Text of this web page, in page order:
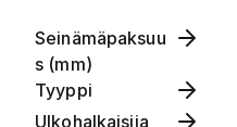
Seinämäpaksuu
s (mm)
Tyyppi
Ulkohalkaisija